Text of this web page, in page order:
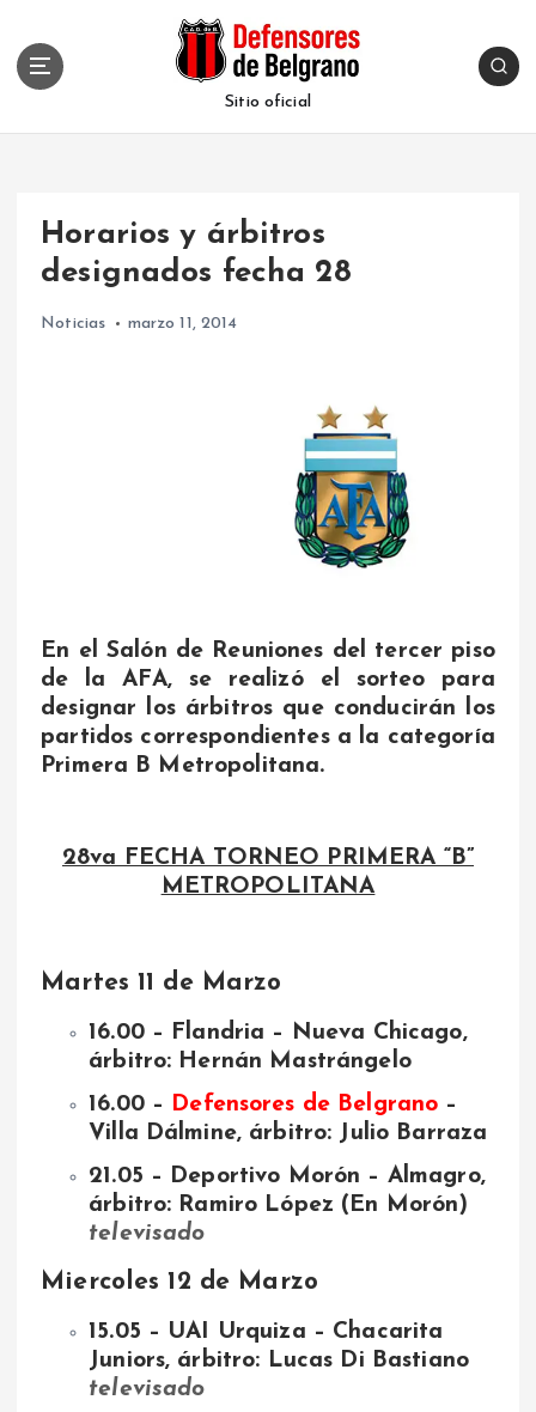
Sitio oficial
Horarios y árbitros
designados fecha 28
Noticias marzo 11, 2014
En el Salón de Reuniones del tercer piso
de la AFA, se realizó el sorteo para
designar los árbitros que conducirán los
partidos correspondientes a la categoría
Primera B Metropolitana.
28va FECHA TORNEO PRIMERA “B”
METROPOLITANA
Martes 11 de Marzo
16.00 – Flandria – Nueva Chicago,
árbitro: Hernán Mastrángelo
16.00 – Defensores de Belgrano –
Villa Dálmine, árbitro: Julio Barraza
21.05 – Deportivo Morón – Almagro,
árbitro: Ramiro López (En Morón)
televisado
Miercoles 12 de Marzo
15.05 – UAI Urquiza – Chacarita
Juniors, árbitro: Lucas Di Bastiano
televisado